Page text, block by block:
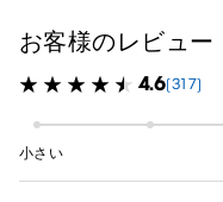
お客様のレビュー
4.6(317)
小さい